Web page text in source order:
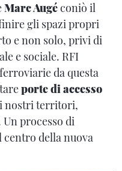
Marc Augéconiò il
gli spazi propri
e non solo, privi di
e sociale. RFI
da questa
porte di accesso
nostri territori,
processo di
centro della nuova